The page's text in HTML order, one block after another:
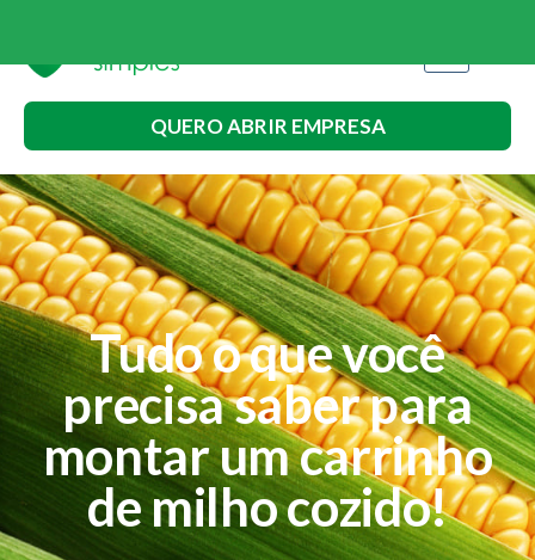
QUERO ABRIR EMPRESA
Tudo o que você
precisa saber para
montar um carrinho
de milho cozido!